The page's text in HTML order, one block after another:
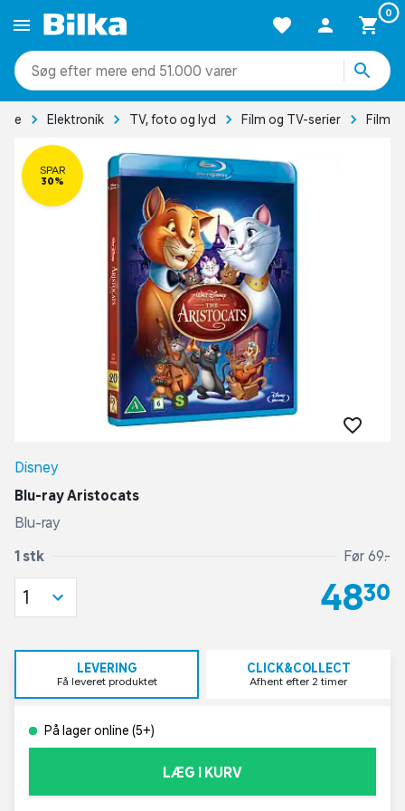
0
mere end 51.000 varer
Elektronik TV, foto og lyd Film og TV-serier Film
SPAR
30%
Disney
Blu-ray Aristocats
Blu-ray
1 stk Før 69,-
48,30
1
LEVERING
Få leveret produktet
CLICK&COLLECT
Afhent efter 2 timer
På lager online (5+)
LÆG I KURV